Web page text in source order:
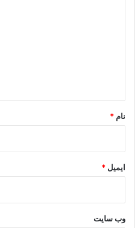
نام *
ایمیل *
وب‌ سایت